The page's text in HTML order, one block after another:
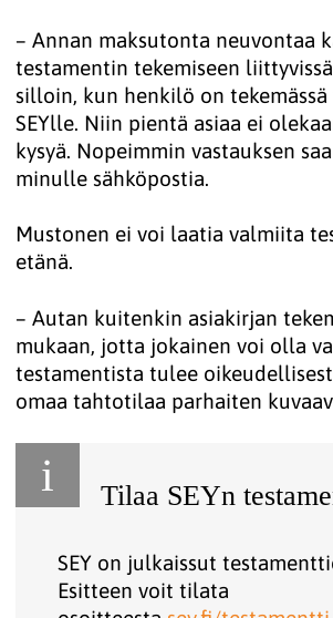
– Annan maksutonta neuvontaa
testamentin tekemiseen liittyvissä
silloin, kun henkilö on
SEYlle. Niin pientä asiaa ei
kysyä. Nopeimmin vastauksen
minulle sähköpostia.
Mustonen ei voi laatia valmiita
etänä.
– Autan kuitenkin asiakirjan
mukaan, jotta jokainen voi olla
testamentista tulee
omaa tahtotilaa parhaiten
i Tilaa SEYn
SEY on julkaissut
Esitteen voit tilata